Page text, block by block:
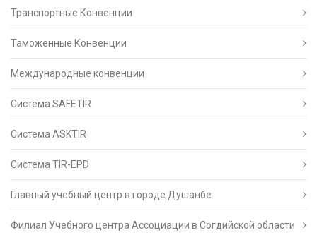
Транспортные Конвенции
Таможенные Конвенции
Международные конвенции
Система SAFETIR
Система ASKTIR
Система TIR-EPD
Главный учебный центр в городе Душанбе
Филиал Учебного центра Ассоциации в Согдийской области